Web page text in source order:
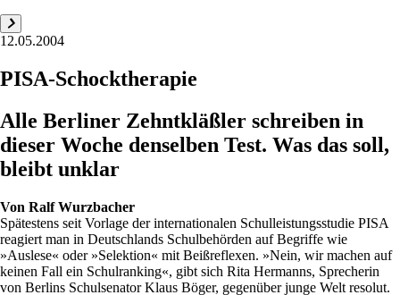
12.05.2004
PISA-Schocktherapie
Alle Berliner Zehntkläßler schreiben in
dieser Woche denselben Test. Was das soll,
bleibt unklar
Von Ralf Wurzbacher
Spätestens seit Vorlage der internationalen Schulleistungsstudie PISA
reagiert man in Deutschlands Schulbehörden auf Begriffe wie
»Auslese« oder »Selektion« mit Beißreflexen. »Nein, wir machen auf
keinen Fall ein Schulranking«, gibt sich Rita Hermanns, Sprecherin
von Berlins Schulsenator Klaus Böger, gegenüber junge Welt resolut.